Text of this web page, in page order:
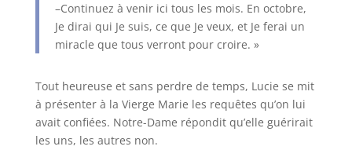
–Continuez à venir ici tous les mois. En octobre,
Je dirai qui Je suis, ce que Je veux, et Je ferai un
miracle que tous verront pour croire. »
Tout heureuse et sans perdre de temps, Lucie se mit
à présenter à la Vierge Marie les requêtes qu’on lui
avait confiées. Notre-Dame répondit qu’elle guérirait
les uns, les autres non.